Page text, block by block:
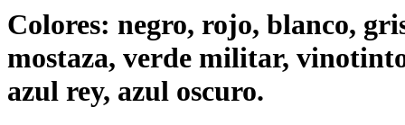
Colores: negro, rojo, blanco,
mostaza, verde militar,
azul rey, azul oscuro.